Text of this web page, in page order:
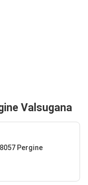
Valsugana
Pergine